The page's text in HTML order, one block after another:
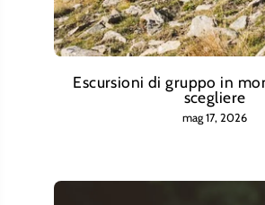
Escursioni di gruppo in
scegliere
mag 17, 2026